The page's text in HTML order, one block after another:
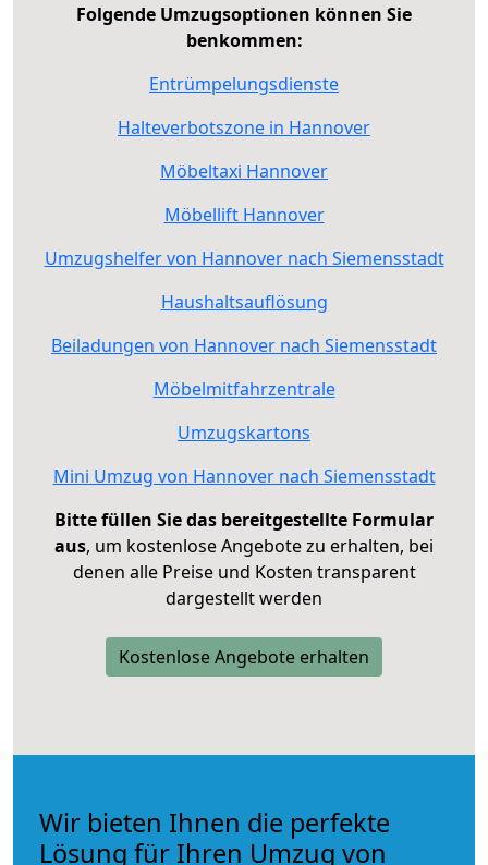
Folgende Umzugsoptionen können Sie
benkommen:
Entrümpelungsdienste
Halteverbotszone in Hannover
Möbeltaxi Hannover
Möbellift Hannover
Umzugshelfer von Hannover nach Siemensstadt
Haushaltsauflösung
Beiladungen von Hannover nach Siemensstadt
Möbelmitfahrzentrale
Umzugskartons
Mini Umzug von Hannover nach Siemensstadt
Bitte füllen Sie das bereitgestellte Formular
aus, um kostenlose Angebote zu erhalten, bei
denen alle Preise und Kosten transparent
dargestellt werden
Kostenlose Angebote erhalten
Wir bieten Ihnen die perfekte
Lösung für Ihren Umzug von